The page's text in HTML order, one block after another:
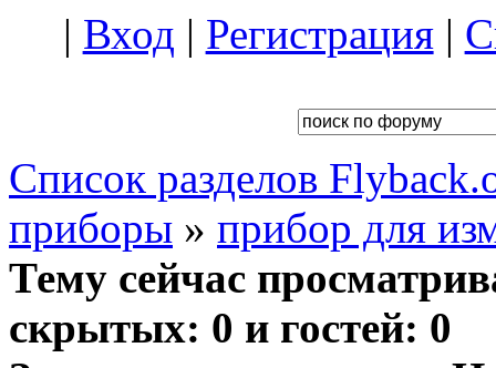
| Вход | Регистрация|
Список разделов
приборы » прибор для
Тему сейчас
скрытых: 0 и гостей: 0